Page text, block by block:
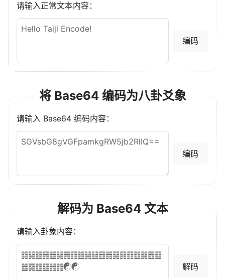
请输入正常文本内容：
编码
将 Base64 编码为八卦爻象
请输入 Base64 编码内容：
编码
解码为 Base64 文本
请输入卦象内容：
解码